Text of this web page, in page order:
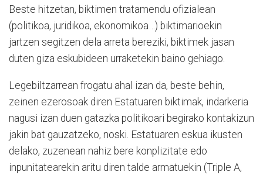
Beste hitzetan, biktimen tratamendu ofizialean
(politikoa, juridikoa, ekonomikoa…) biktimarioekin
jartzen segitzen dela arreta bereziki, biktimek jasan
duten giza eskubideen urraketekin baino gehiago.
Legebiltzarrean frogatu ahal izan da, beste behin,
zeinen ezerosoak diren Estatuaren biktimak, indarkeria
nagusi izan duen gatazka politikoari begirako kontakizun
jakin bat gauzatzeko, noski. Estatuaren eskua ikusten
delako, zuzenean nahiz bere konplizitate edo
inpunitatearekin aritu diren talde armatuekin (Triple A,